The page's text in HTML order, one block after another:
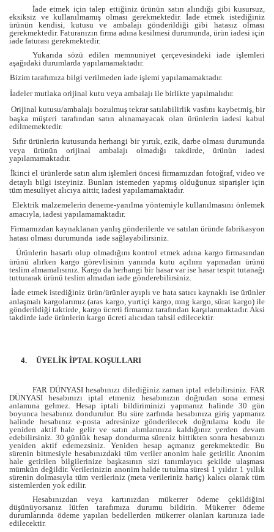
İade etmek için talep ettiğiniz ürünün satın alındığı gibi kusursuz,
eksiksiz ve kullanılmamış olması gerekmektedir. İade etmek istediğiniz
ürünün kendisi, kutusu ve ambalajı gönderildiği gibi hatasız olması
gerekmektedir. Faturanızın firma adına kesilmesi durumunda, ürün iadesi için
iade faturası gerekmektedir.
Yukarıda sözü edilen memnuniyet çerçevesindeki iade işlemleri
aşağıdaki durumlarda yapılamamaktadır.
Bizim tarafımıza bilgi verilmeden iade işlemi yapılamamaktadır.
İadeler mutlaka orijinal kutu veya ambalajı ile birlikte yapılmalıdır.
Orijinal kutusu/ambalajı bozulmuş tekrar satılabilirlik vasfını kaybetmiş, bir
başka müşteri tarafından satın alınamayacak olan ürünlerin iadesi kabul
edilmemektedir.
Sıfır ürünlerin kutusunda herhangi bir yırtık, ezik, darbe olması durumunda
veya ürünün orijinal ambalajı olmadığı takdirde, ürünün iadesi
yapılamamaktadır.
İkinci el ürünlerde satın alım işlemleri öncesi firmamızdan fotoğraf, video ve
detaylı bilgi isteyiniz. Bunları istemeden yapmış olduğunuz siparişler için
tüm mesuliyet alıcıya aittir, iadesi yapılamamaktadır.
Elektrik malzemelerin deneme-yanılma yöntemiyle kullanılmasını önlemek
amacıyla, iadesi yapılamamaktadır.
Firmamızdan kaynaklanan yanlış gönderilerde ve satılan üründe fabrikasyon
hatası olması durumunda iade sağlayabilirsiniz.
Ürünlerin hasarlı olup olmadığını kontrol etmek adına kargo firmasından
ürünü alırken kargo görevlisinin yanında kutu açılımı yapmadan ürünü
teslim almamalısınız. Kargo da herhangi bir hasar var ise hasar tespit tutanağı
tutturarak ürünü teslim almadan iade gönderebilirsiniz.
İade etmek istediğiniz ürün/ürünler ayıplı ve hata satıcı kaynaklı ise ürünler
anlaşmalı kargolarımız (aras kargo, yurtiçi kargo, mng kargo, sürat kargo) ile
gönderildiği taktirde, kargo ücreti firmamız tarafından karşılanmaktadır. Aksi
takdirde iade ürünlerin kargo ücreti alıcıdan tahsil edilecektir.
4. ÜYELİK İPTAL KOŞULLARI
FAR DÜNYASI hesabınızı dilediğiniz zaman iptal edebilirsiniz. FAR
DÜNYASI hesabınızı iptal etmeniz hesabınızın doğrudan sona ermesi
anlamına gelmez. Hesap iptali bildiriminizi yapmanız halinde 30 gün
boyunca hesabınız dondurulur. Bu süre zarfında hesabınıza giriş yapmanız
halinde hesabınız e-posta adresinize gönderilecek doğrulama kodu ile
yeniden aktif hale gelir ve satın alımlarınıza kaldığınız yerden devam
edebilirsiniz. 30 günlük hesap dondurma süreniz bittikten sonra hesabınızı
yeniden aktif edemezsiniz. Yeniden hesap açmanız gerekmektedir. Bu
sürenin bitmesiyle hesabınızdaki tüm veriler anonim hale getirilir. Anonim
hale getirilen bilgilerinize başkasının sizi tanımlayıcı şekilde ulaşması
mümkün değildir. Verilerinizin anonim halde tutulma süresi 1 yıldır. 1 yıllık
sürenin dolmasıyla tüm verileriniz (meta verileriniz hariç) kalıcı olarak tüm
sistemlerden yok edilir.
Hesabınızdan veya kartınızdan mükerrer ödeme çekildiğini
düşünüyorsanız lütfen tarafımıza durumu bildirin. Mükerrer ödeme
durumlarında ödeme yapılan bedellerden mükerrer olanları kartınıza iade
edilecektir.